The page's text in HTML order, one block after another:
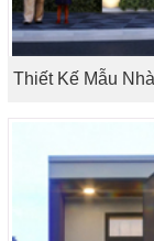
Thiết Kế Mẫu